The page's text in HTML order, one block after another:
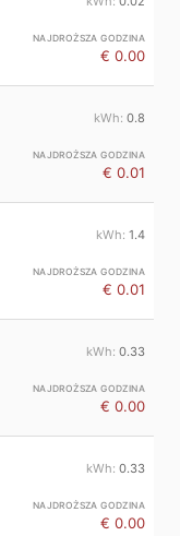
€ 0.00
0.8
€ 0.01
1.4
€ 0.01
0.33
€ 0.00
0.33
€ 0.00